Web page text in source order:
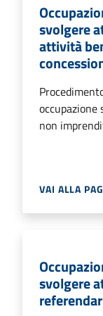
svolgere
attività
non
VAI ALLA
svolgere